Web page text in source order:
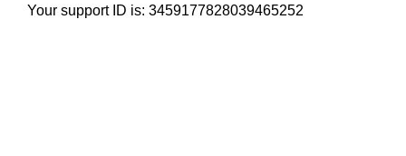
Your support ID is: 3459177828039465252